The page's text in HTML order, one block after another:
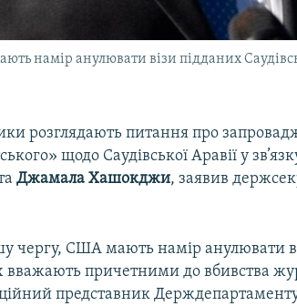
намір анулювати візи підданих
розглядають питання про
щодо Саудівської Аравії у
Джамала Хашокджи, заявив
чергу, США мають намір анулювати
вважають причетними до вбивства
представник